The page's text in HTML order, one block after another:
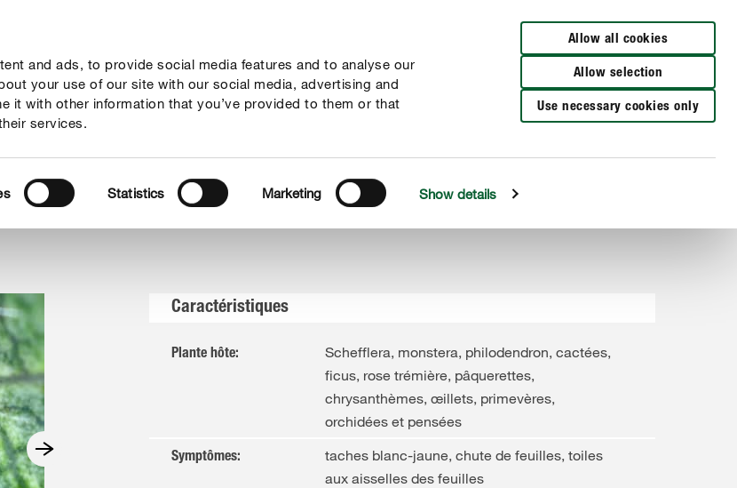
and ads, to provide social media features and to analyse our
your use of our site with our social media, advertising and
it with other information that you’ve provided to them or that
services.
Statistics Marketing Show details
Allow all cookies
Allow selection
Use necessary cookies only
Distributeurs à proximité
Service Qui sommes-nous?
Caractéristiques
Plante hôte:
Schefflera, monstera, philodendron, cactées,
ficus, rose trémière, pâquerettes,
chrysanthèmes, œillets, primevères,
orchidées et pensées
Symptômes:
taches blanc-jaune, chute de feuilles, toiles
aux aisselles des feuilles